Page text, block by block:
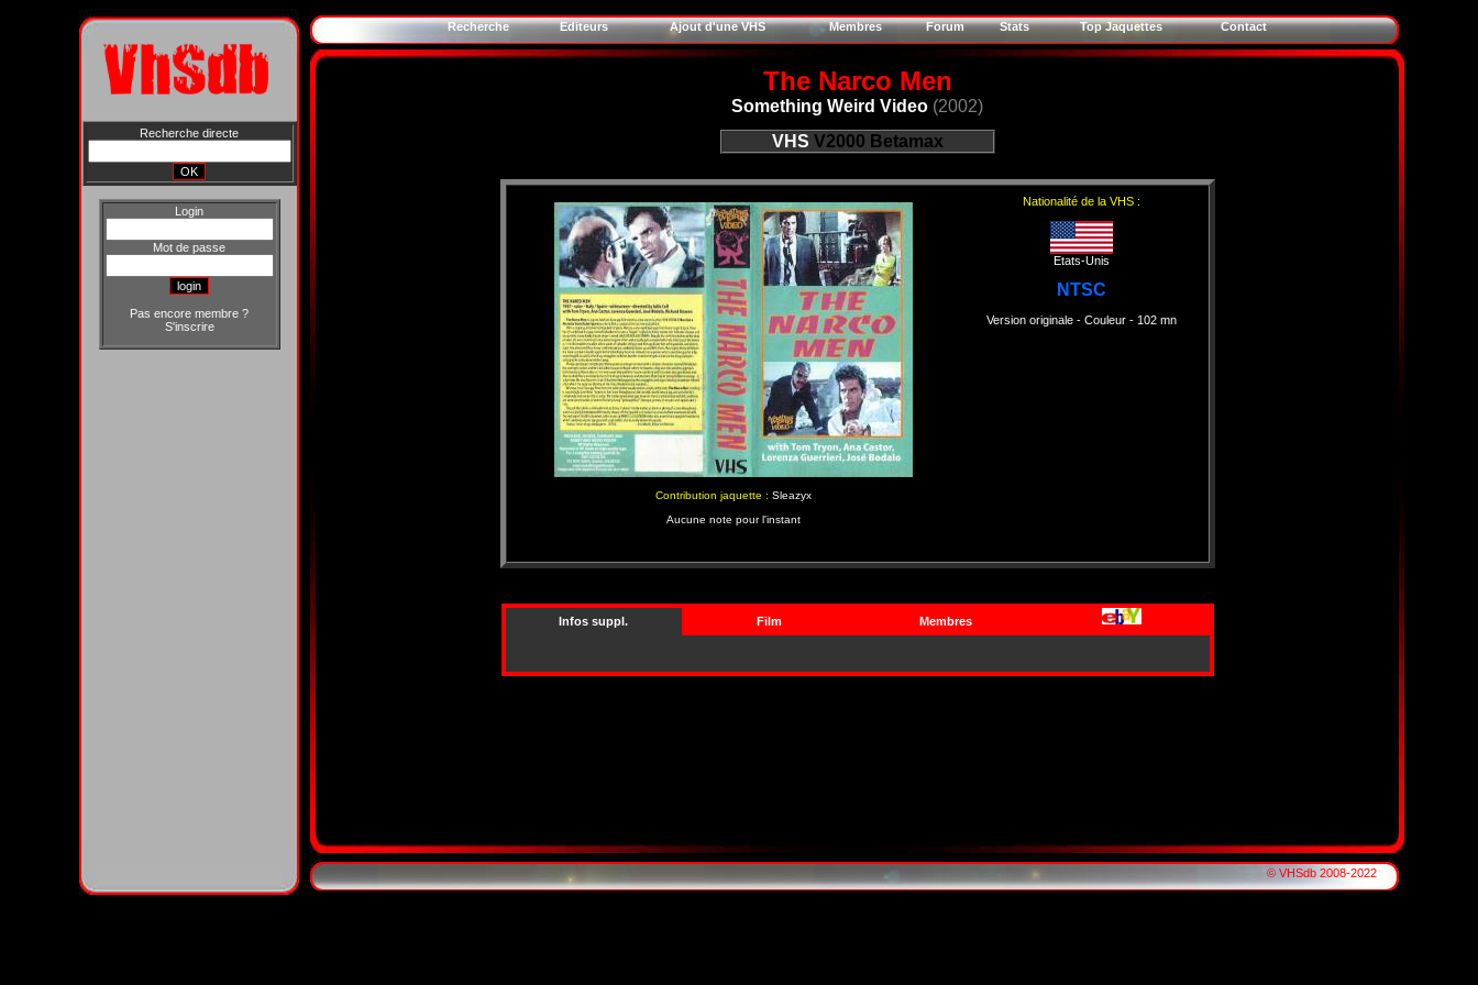
Recherche directe
Login
Mot de passe
Pas encore membre ?
S'inscrire
Recherche Editeurs Ajout d'une VHS Membres Forum Stats Top Jaquettes Contact
The Narco Men
Something Weird Video (2002)
VHS V2000 Betamax
Contribution jaquette : Sleazyx
Aucune note pour l'instant
Nationalité de la VHS :
Etats-Unis
NTSC
Version originale- Couleur- 102 mn
Infos suppl. Film Membres
© VHSdb 2008-2022